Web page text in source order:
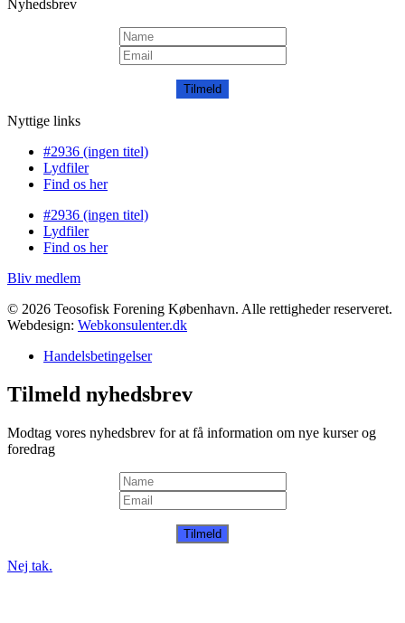
Nyhedsbrev
Tilmeld
Nyttige links
#2936 (ingen titel)
Lydfiler
Find os her
#2936 (ingen titel)
Lydfiler
Find os her
Bliv medlem
© 2026 Teosofisk Forening København. Alle rettigheder reserveret.
Webdesign: Webkonsulenter.dk
Handelsbetingelser
Tilmeld nyhedsbrev
Modtag vores nyhedsbrev for at få information om nye kurser og
foredrag
Tilmeld
Nej tak.